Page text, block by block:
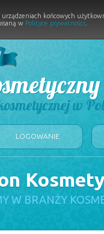
w
LOGOWANIE
W BRANŻY
końcowych
w Polityce prywatności